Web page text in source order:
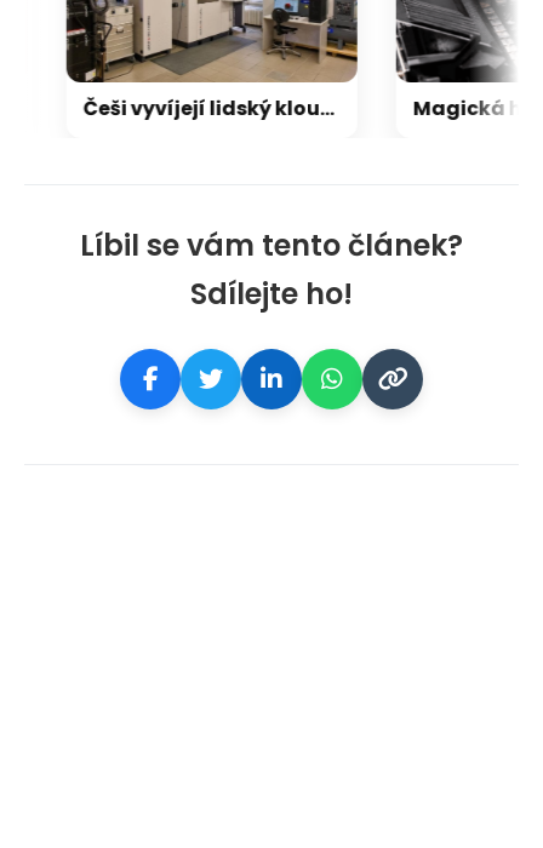
Líbil se vám tento článek?
Sdílejte ho!
Češi vyvíjejí lidský kloub budoucnosti. 3D tiskárna za 29 milionů vyrobí implantát, který uvolní léky přímo v těle